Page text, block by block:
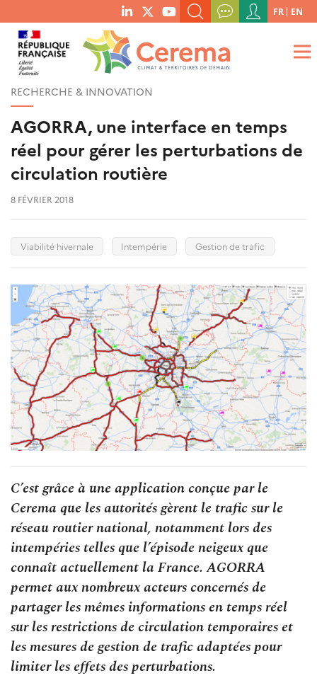
menu
social
links
RECHERCHER UN MOT-CLÉ, UNE PUBLICATION, ETC.
QUE RECHERCHEZ-VOUS ?
Menu
du
compte
de
FR EN
RECHERCHE & INNOVATION
AGORRA, une interface en temps
réel pour gérer les perturbations de
circulation routière
8 FÉVRIER 2018
Viabilité hivernale Intempérie Gestion de trafic
C’est grâce à une application conçue par le
Cerema que les autorités gèrent le trafic sur le
réseau routier national, notamment lors des
intempéries telles que l’épisode neigeux que
connaît actuellement la France. AGORRA
permet aux nombreux acteurs concernés de
partager les mêmes informations en temps réel
sur les restrictions de circulation temporaires et
les mesures de gestion de trafic adaptées pour
limiter les effets des perturbations.